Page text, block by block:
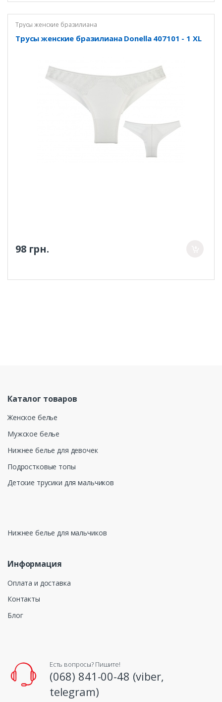
Трусы женские бразилиана
Трусы женские бразилиана Donella 407101 - 1 XL
98 грн.
Каталог товаров
Женское белье
Мужское белье
Нижнее белье для девочек
Подростковые топы
Детские трусики для мальчиков
Нижнее белье для мальчиков
Информация
Оплата и доставка
Контакты
Блог
Есть вопросы? Пишите!
(068) 841-00-48 (viber,
telegram)